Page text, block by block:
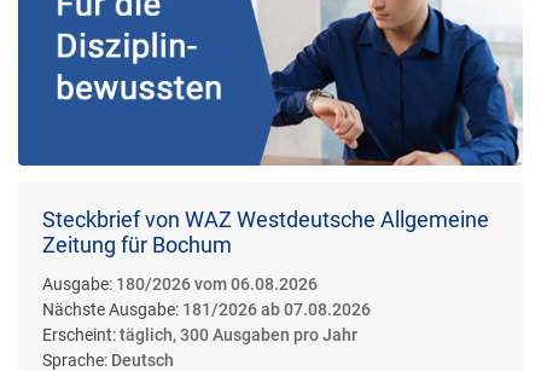
Steckbrief von WAZ Westdeutsche Allgemeine
Zeitung für Bochum
Ausgabe: 180/2026 vom 06.08.2026
Nächste Ausgabe: 181/2026 ab 07.08.2026
Erscheint:täglich, 300 Ausgaben pro Jahr
Sprache: Deutsch